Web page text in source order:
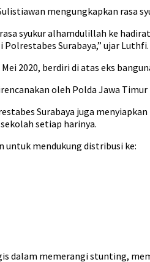
mengungkapkan rasa
syukur alhamdulillah ke
Surabaya,” ujar Luthfi.
2020, berdiri di atas eks
oleh Polda Jawa
Surabaya juga
setiap harinya.
untuk mendukung distribusi ke:
dalam memerangi stunting,